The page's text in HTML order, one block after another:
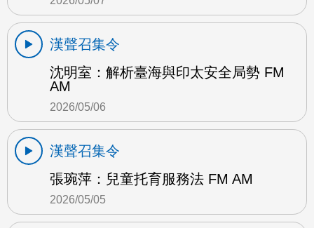
漢聲召集令
沈明室：解析臺海與印太安全局勢 FM
AM
2026/05/06
漢聲召集令
張琬萍：兒童托育服務法 FM AM
2026/05/05